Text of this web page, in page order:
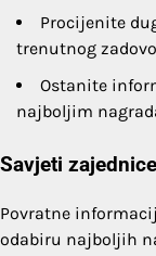
Procijenite
trenutnog
Ostanite
najboljim
Savjeti
Povratne
odabiru najboljih